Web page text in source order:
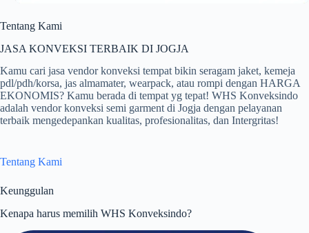
Tentang Kami
JASA KONVEKSI TERBAIK DI JOGJA
Kamu cari jasa vendor konveksi tempat bikin seragam jaket, kemeja
pdl/pdh/korsa, jas almamater, wearpack, atau rompi dengan HARGA
EKONOMIS? Kamu berada di tempat yg tepat! WHS Konveksindo
adalah vendor konveksi semi garment di Jogja dengan pelayanan
terbaik mengedepankan kualitas, profesionalitas, dan Intergritas!
Tentang Kami
Keunggulan
Kenapa harus memilih WHS Konveksindo?